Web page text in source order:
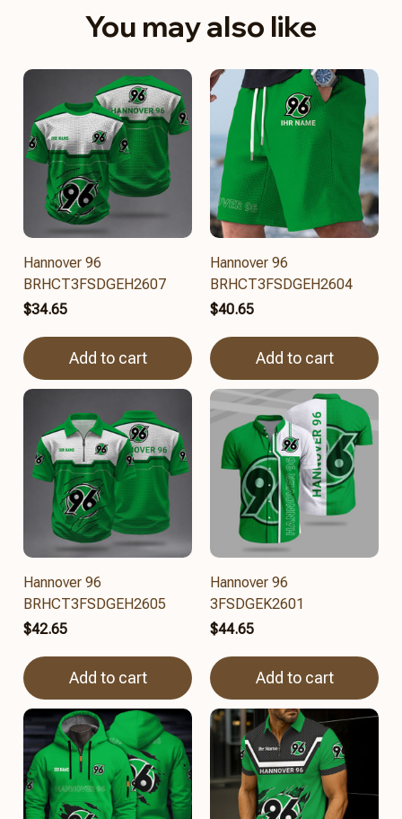
You may also like
Hannover 96
BRHCT3FSDGEH2607
$34.65
Add to cart
Hannover 96
BRHCT3FSDGEH2604
$40.65
Add to cart
Hannover 96
BRHCT3FSDGEH2605
$42.65
Add to cart
Hannover 96
3FSDGEK2601
$44.65
Add to cart